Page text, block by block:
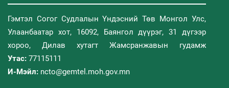
Гэмтэл Согог Судлалын Үндэсний Төв Монгол Улс,
Улаанбаатар хот, 16092, Баянгол дүүрэг, 31 дүгээр
хороо, Дилав хутагт Жамсранжавын гудамж
Утас: 77115111
И-Мэйл: ncto@gemtel.moh.gov.mn